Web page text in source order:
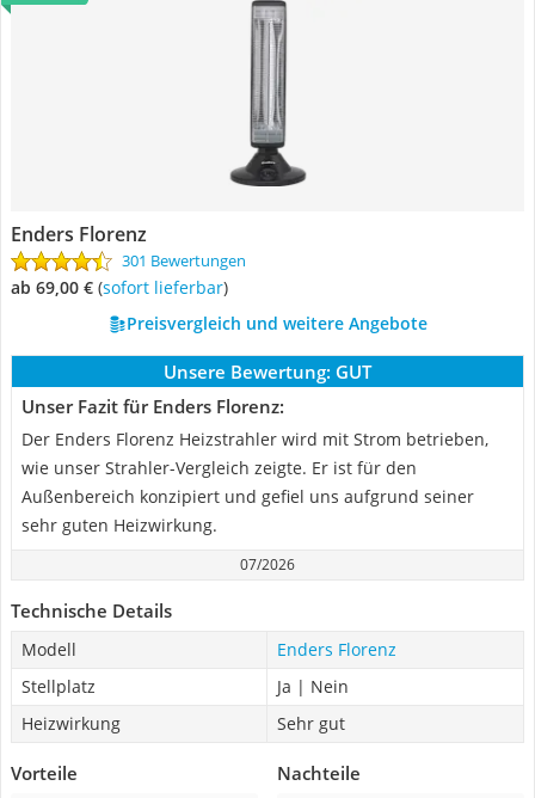
Enders Florenz
301 Bewertungen
ab 69,00 € ( Sofort lieferbar)
Preisvergleich und weitere Angebote
Unsere Bewertung: GUT
Unser Fazit für Enders Florenz:
Der Enders Florenz Heizstrahler wird mit Strom betrieben,
wie unser Strahler-Vergleich zeigte. Er ist für den
Außenbereich konzipiert und gefiel uns aufgrund seiner
sehr guten Heizwirkung.
07/2026
Technische Details
Modell
Enders Florenz
Stellplatz
Ja | Nein
Heizwirkung
Sehr gut
Vorteile Nachteile